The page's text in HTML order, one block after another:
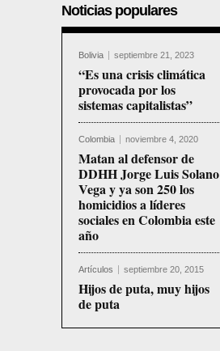
Noticias populares
Bolivia septiembre 21, 2023
“Es una crisis climática
provocada por los
sistemas capitalistas”
Colombia noviembre 4, 2020
Matan al defensor de
DDHH Jorge Luis Solano
Vega y ya son 250 los
homicidios a líderes
sociales en Colombia este
año
Artículos septiembre 20, 2015
Hijos de puta, muy hijos
de puta